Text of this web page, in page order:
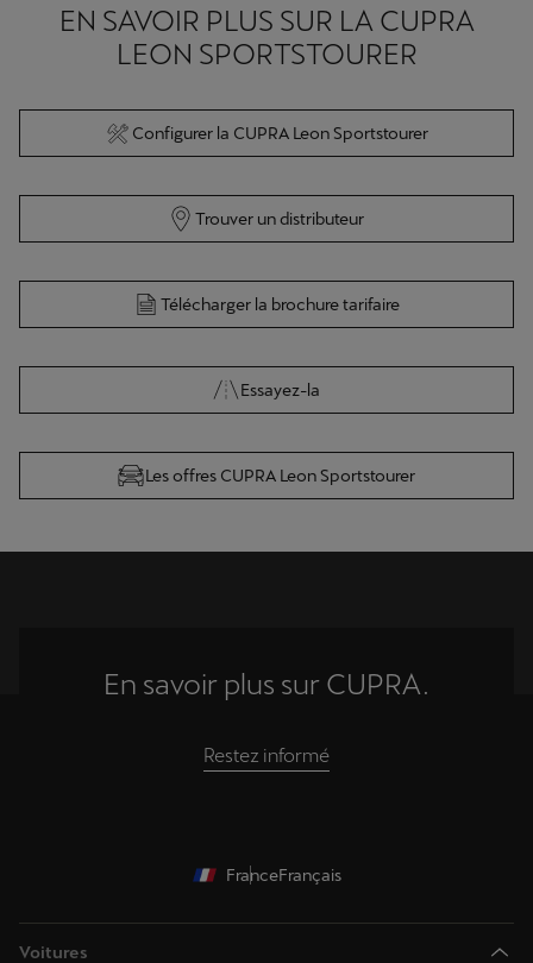
EN SAVOIR PLUS SUR LA CUPRA
LEON SPORTSTOURER
Configurer la CUPRA Leon Sportstourer
Trouver un distributeur
Télécharger la brochure tarifaire
Essayez-la
Les offres CUPRA Leon Sportstourer
En savoir plus sur CUPRA.
Restez informé
FranceFrançais
Voitures